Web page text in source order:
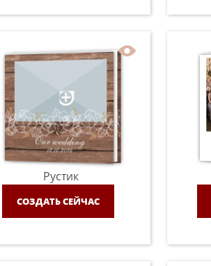
Рустик
СОЗДАТЬ СЕЙЧАС